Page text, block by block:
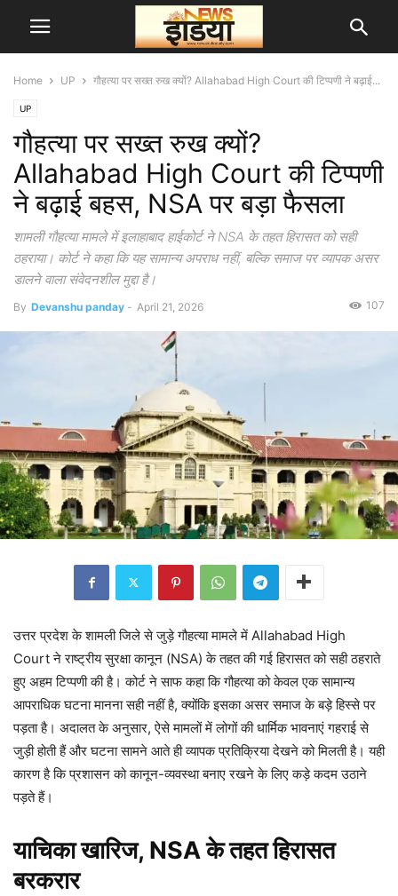
Home UP गौहत्या पर सख्त रुख क्यों? Allahabad High Court की टिप्पणी ने बढ़ाई...
UP
गौहत्या पर सख्त रुख क्यों?
Allahabad High Court की टिप्पणी
ने बढ़ाई बहस, NSA पर बड़ा फैसला
शामली गौहत्या मामले में इलाहाबाद हाईकोर्ट ने NSA के तहत हिरासत को सही
ठहराया। कोर्ट ने कहा कि यह सामान्य अपराध नहीं, बल्कि समाज पर व्यापक असर
डालने वाला संवेदनशील मुद्दा है।
By Devanshu panday - April 21, 2026 107
उत्तर प्रदेश के शामली जिले से जुड़े गौहत्या मामले में Allahabad High
Court ने राष्ट्रीय सुरक्षा कानून (NSA) के तहत की गई हिरासत को सही ठहराते
हुए अहम टिप्पणी की है। कोर्ट ने साफ कहा कि गौहत्या को केवल एक सामान्य
आपराधिक घटना मानना सही नहीं है, क्योंकि इसका असर समाज के बड़े हिस्से पर
पड़ता है। अदालत के अनुसार, ऐसे मामलों में लोगों की धार्मिक भावनाएं गहराई से
जुड़ी होती हैं और घटना सामने आते ही व्यापक प्रतिक्रिया देखने को मिलती है। यही
कारण है कि प्रशासन को कानून-व्यवस्था बनाए रखने के लिए कड़े कदम उठाने
पड़ते हैं।
याचिका खारिज, NSA के तहत हिरासत
बरकरार